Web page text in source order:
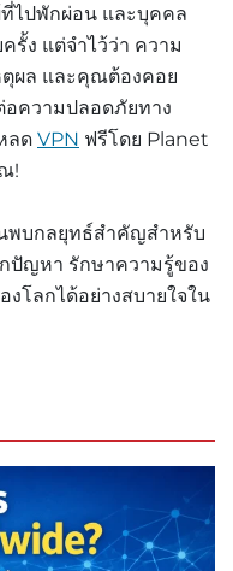
ไปพักผ่อน และบุคคล
รั้ง แต่จำไว้ว่า ความ
ตุผล และคุณต้องคอย
อความปลอดภัยทาง
ลด VPN ฟรีโดย Planet
!
บกลยุทธ์สำคัญสำหรับ
ปัญหา รักษาความรู้ของ
งโลกได้อย่างสบายใจใน